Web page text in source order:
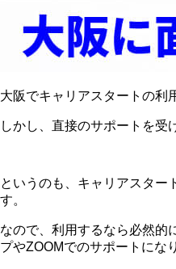
大阪でキャリアスタートの利
しかし、直接のサポートを受
というのも、キャリアスター
す。
なので、利用するなら必然的
プやZOOMでのサポートにな